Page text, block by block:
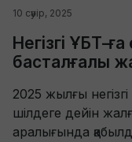
10 сәуір, 2025
Негізгі ҰБТ-
басталғалы
2025 жылғы
шілдеге дейін
аралығында